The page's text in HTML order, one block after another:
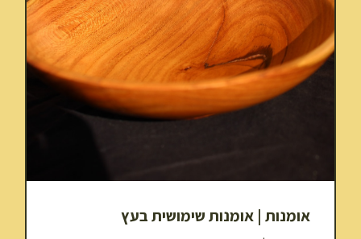
אומנות | אומנות שימושית בעץ